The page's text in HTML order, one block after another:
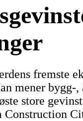
fremste
mener bygg-,
store
Construction